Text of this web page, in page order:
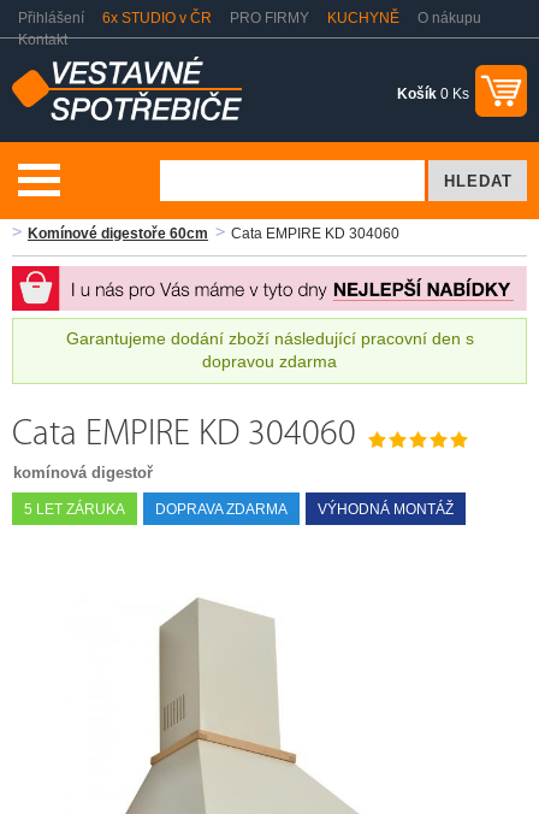
Přihlášení 6x STUDIO v ČR PRO FIRMY KUCHYNĚ
O nákupu
Kontakt
Košík 0 Ks
Komínové digestoře 60cm
Cata EMPIRE KD 304060
Garantujeme dodání zboží následující pracovní den s
dopravou zdarma
Cata EMPIRE KD 304060
komínová digestoř
5 LET ZÁRUKA DOPRAVA ZDARMA VÝHODNÁ MONTÁŽ